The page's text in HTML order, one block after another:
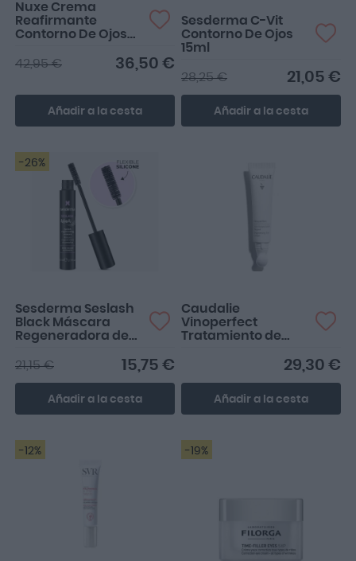
Nuxe Crema
Reafirmante
Contorno De Ojos
15ml
36,50 €
42,95 €
Añadir a la cesta
Sesderma C-Vit
Contorno De Ojos
15ml
21,05 €
28,25 €
Añadir a la cesta
-26%
Máscara de pestaña
perfecta para el día a día
Sesderma Seslash
Black Máscara
Regeneradora de
15,75 €
21,15 €
Añadir a la cesta
Caudalie
Vinoperfect
Tratamiento de
29,30 €
Añadir a la cesta
-12% -19%